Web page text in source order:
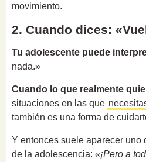
movimiento.
2. Cuando dices:
Tu adolescente puede
nada.»
Cuando lo que realmente
situaciones en las que
también es una forma de
Y entonces suele aparecer uno
de la adolescencia: «¡Pero a